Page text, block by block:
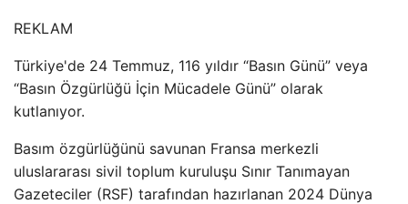
REKLAM
Türkiye'de 24 Temmuz, 116 yıldır “Basın Günü” veya
“Basın Özgürlüğü İçin Mücadele Günü” olarak
kutlanıyor.
Basım özgürlüğünü savunan Fransa merkezli
uluslararası sivil toplum kuruluşu Sınır Tanımayan
Gazeteciler (RSF) tarafından hazırlanan 2024 Dünya